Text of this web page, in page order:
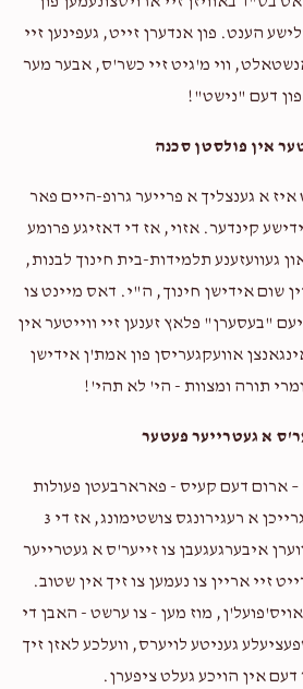
Yossi Landau
Goal
$745 $10,000
טובי'ה רובין
$1,085
Donated
$2,000
Goal
$490 $5,000
הענט. פון אנדערן זייט, געפינען זיי
ווי מ'גיט זיי כשר'ס, אבער מער
פון דעם "נישט"!
אין פולסטן סכנה
א גענצליך א פרייער גרופ-היים פאר
קינדער. אזוי, אז די דאזיגע פרומע
געוועזענע תלמידות-בית חינוך לבנות,
שום אידישן חינוך, ה"י. דאס מיינט צו
"בעסערן" פלאץ זענען זיי ווייטער אין
אוועקגעריסן פון אמת'ן אידישן
תורה ומצוות - הי' לא תהי'!
א געטרייער פעטער
ארום דעם קעיס - פארארבעטן פעולות
נשגבות צו קענען דערגרייכן א רעגירונגס צושטימונג, אז די 3
איבערגעגעבן צו זייער'ס א געטרייער
זיי אריין צו נעמען צו זיך אין שטוב.
מוז מען - צו ערשט - האבן די
געניטע לויערס, וועלכע לאזן זיך
אין הויכע געלט ציפערן.